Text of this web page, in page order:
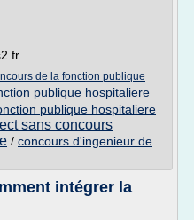
de la fonction publique
publique hospitaliere
publique hospitaliere
sans concours
/ concours d'ingenieur de
intégrer la